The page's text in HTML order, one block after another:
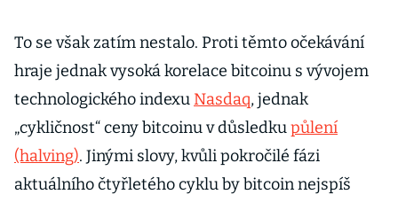
To se však zatím nestalo. Proti těmto očekávání
hraje jednak vysoká korelace bitcoinu s vývojem
technologického indexu Nasdaq, jednak
„cykličnost“ ceny bitcoinu v důsledkupůlení
(halving). Jinými slovy, kvůli pokročilé fázi
aktuálního čtyřletého cyklu by bitcoin nejspíš